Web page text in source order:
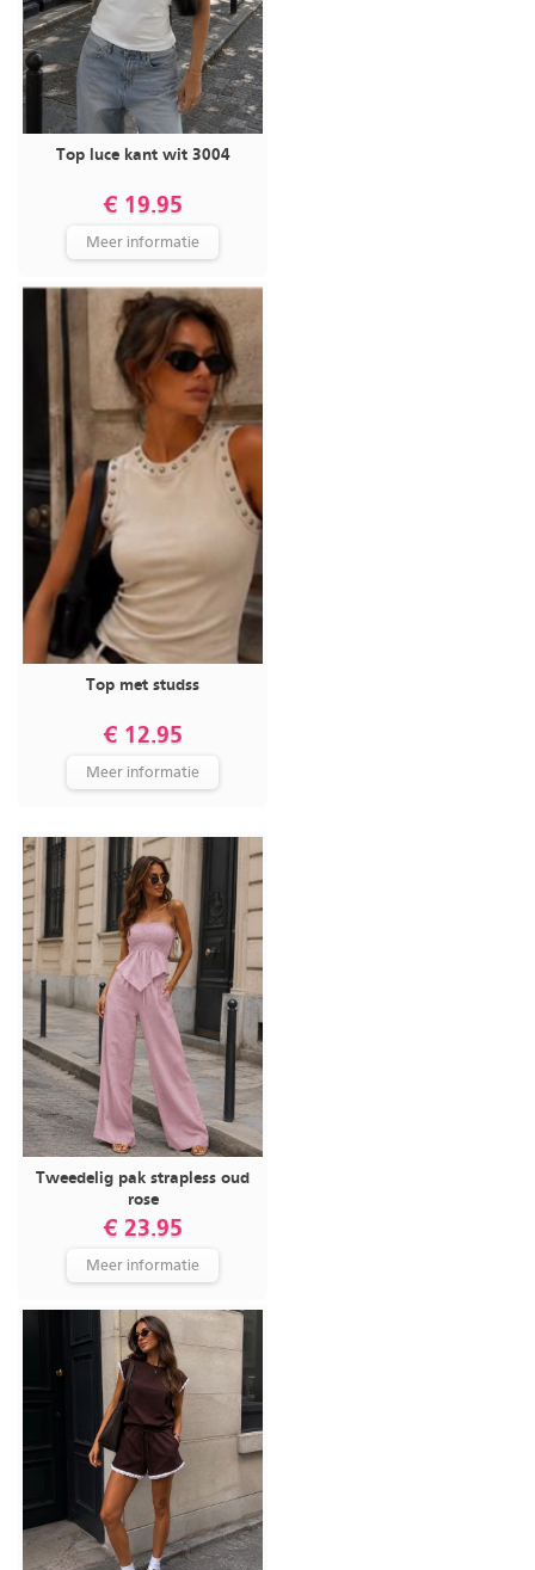
Top luce kant wit 3004
€ 19.95
Meer informatie
Top met studss
€ 12.95
Meer informatie
Tweedelig pak strapless oud
rose
€ 23.95
Meer informatie